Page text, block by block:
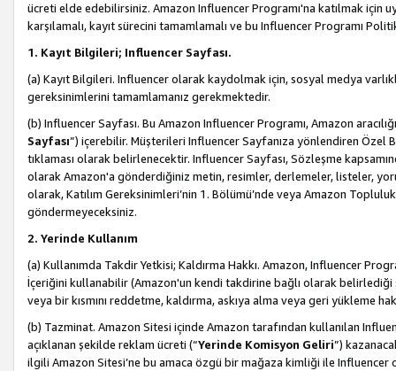
ücreti elde edebilirsiniz. Amazon Influencer Programı'na katılmak için
karşılamalı, kayıt sürecini tamamlamalı ve bu Influencer Programı
1. Kayıt Bilgileri; Influencer Sayfası.
(a) Kayıt Bilgileri. Influencer olarak kaydolmak için, sosyal medya
gereksinimlerini tamamlamanız gerekmektedir.
(b) Influencer Sayfası. Bu Amazon Influencer Programı, Amazon
Sayfası”) içerebilir. Müşterileri Influencer Sayfanıza yönlendiren Özel
tıklaması olarak belirlenecektir. Influencer Sayfası, Sözleşme
olarak Amazon'a gönderdiğiniz metin, resimler, derlemeler, listeler,
olarak, Katılım Gereksinimleri’nin 1. Bölümü’nde veya Amazon
göndermeyeceksiniz.
2. Yerinde Kullanım
(a) Kullanımda Takdir Yetkisi; Kaldırma Hakkı. Amazon, Influencer
İçeriğini kullanabilir (Amazon'un kendi takdirine bağlı olarak belirlediği
veya bir kısmını reddetme, kaldırma, askıya alma veya geri yükleme
(b) Tazminat. Amazon Sitesi içinde Amazon tarafından kullanılan
açıklanan şekilde reklam ücreti (“Yerinde Komisyon Geliri”)
ilgili Amazon Sitesi’ne bu amaca özgü bir mağaza kimliği ile Influencer